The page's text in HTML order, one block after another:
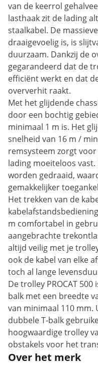
van de keerrol
lasthaak zit de lading
staalkabel. De
draaigevoelig is, is
duurzaam. Dankzij de
gegarandeerd dat de
efficiënt werkt en dat
oververhit raakt.
Met het glijdende
door een bochtig
minimaal 1 m is. Het
snelheid van 16 m /
remsysteem zorgt
lading moeiteloos vast.
worden gedraaid,
gemakkelijker
Het trekken van de
m comfortabel in
aangebrachte
altijd veilig met je
ook de kabel van elke
toch al lange
De trolley PROCAT
balk met een breedte
van minimaal 110 mm.
dubbele T-balk
hoogwaardige trolley
obstakels voor het
Over het merk